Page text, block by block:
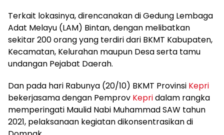
Terkait lokasinya, direncanakan di Gedung Lembaga
Adat Melayu (LAM) Bintan, dengan melibatkan
sekitar 200 orang yang terdiri dari BKMT Kabupaten,
Kecamatan, Kelurahan maupun Desa serta tamu
undangan Pejabat Daerah.
Dan pada hari Rabunya (20/10) BKMT Provinsi Kepri
bekerjasama dengan Pemprov Kepridalam rangka
memperingati Maulid Nabi Muhammad SAW tahun
2021, pelaksanaan kegiatan dikonsentrasikan di